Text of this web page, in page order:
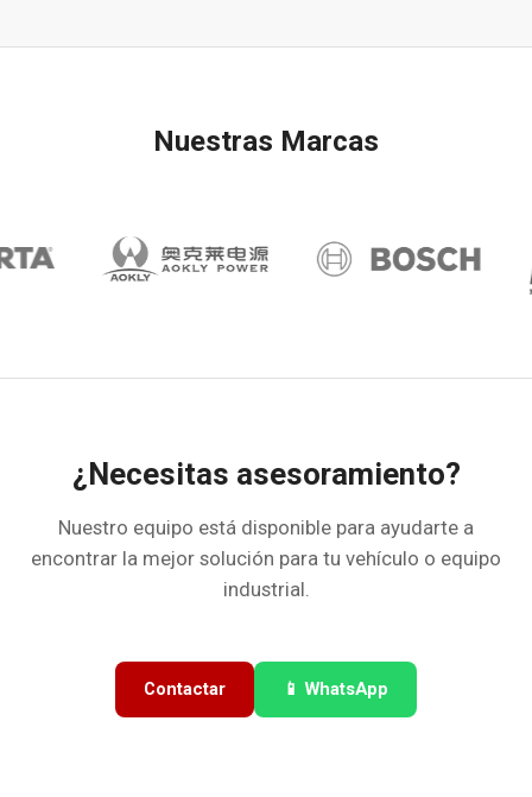
Nuestras Marcas
¿Necesitas asesoramiento?
Nuestro equipo está disponible para ayudarte a
encontrar la mejor solución para tu vehículo o equipo
industrial.
Contactar 📱 WhatsApp